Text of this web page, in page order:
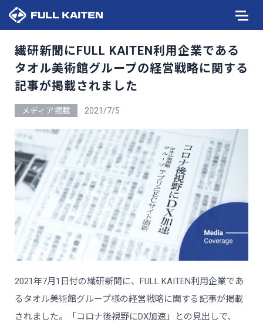
繊研新聞にFULL KAITEN利用企業である
タオル美術館グループの経営戦略に関する
記事が掲載されました
メディア掲載 2021/7/5
2021年7月1日付の繊研新聞に、FULL KAITEN利用企業であ
るタオル美術館グループ様の経営戦略に関する記事が掲載
されました。「コロナ後視野にDX加速」との見出しで、